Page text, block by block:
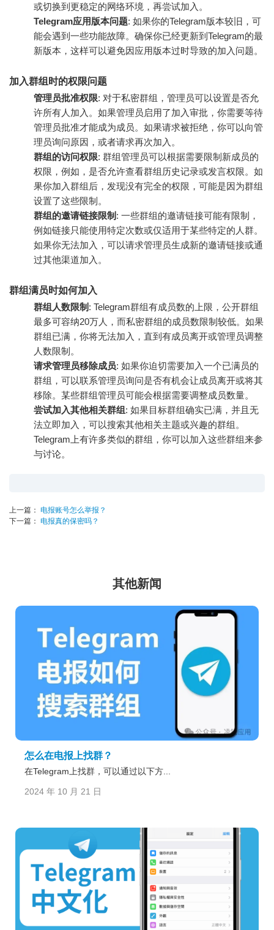
或切换到更稳定的网络环境，再尝试加入。
Telegram应用版本问题: 如果你的Telegram版本较旧，可
能会遇到一些功能故障。确保你已经更新到Telegram的最
新版本，这样可以避免因应用版本过时导致的加入问题。
加入群组时的权限问题
管理员批准权限: 对于私密群组，管理员可以设置是否允
许所有人加入。如果管理员启用了加入审批，你需要等待
管理员批准才能成为成员。如果请求被拒绝，你可以向管
理员询问原因，或者请求再次加入。
群组的访问权限: 群组管理员可以根据需要限制新成员的
权限，例如，是否允许查看群组历史记录或发言权限。如
果你加入群组后，发现没有完全的权限，可能是因为群组
设置了这些限制。
群组的邀请链接限制 : 一些群组的邀请链接可能有限制，
例如链接只能使用特定次数或仅适用于某些特定的人群。
如果你无法加入，可以请求管理员生成新的邀请链接或通
过其他渠道加入。
群组满员时如何加入
群组人数限制 : Telegram群组有成员数的上限，公开群组
最多可容纳20万人，而私密群组的成员数限制较低。如果
群组已满，你将无法加入，直到有成员离开或管理员调整
人数限制。
请求管理员移除成员: 如果你迫切需要加入一个已满员的
群组，可以联系管理员询问是否有机会让成员离开或将其
移除。某些群组管理员可能会根据需要调整成员数量。
尝试加入其他相关群组: 如果目标群组确实已满，并且无
法立即加入，可以搜索其他相关主题或兴趣的群组。
Telegram上有许多类似的群组，你可以加入这些群组来参
与讨论。
上一篇： 电报账号怎么举报？
下一篇： 电报真的保密吗？
其他新闻
怎么在电报上找群？
在Telegram上找群，可以通过以下方...
2024 年 10 月 21 日